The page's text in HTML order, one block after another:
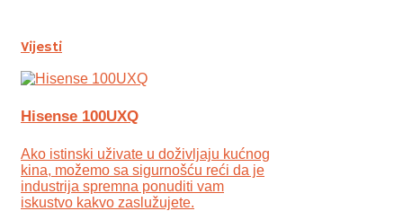
Vijesti
Hisense 100UXQ
Ako istinski uživate u doživljaju kućnog
kina, možemo sa sigurnošću reći da je
industrija spremna ponuditi vam
iskustvo kakvo zaslužujete.